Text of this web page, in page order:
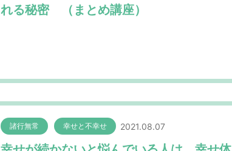
れる秘密 （まとめ講座）
諸行無常 幸せと不幸せ 2021.08.07